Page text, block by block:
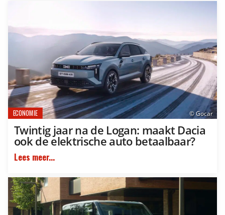
© Gocar
ECONOMIE
Twintig jaar na de Logan: maakt Dacia
ook de elektrische auto betaalbaar?
Lees meer...